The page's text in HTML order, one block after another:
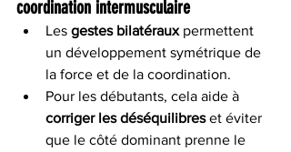
coordination intermusculaire
Les gestes bilatéraux permettent
un développement symétrique de
la force et de la coordination.
Pour les débutants, cela aide à
corriger les déséquilibres et éviter
que le côté dominant prenne le